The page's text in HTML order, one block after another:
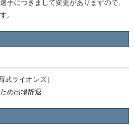
手につきまして変更がありますので、
。
ライオンズ）
め出場辞退